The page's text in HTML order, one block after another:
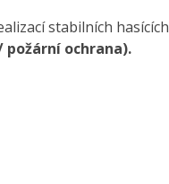
stabilních hasících
požární ochrana).